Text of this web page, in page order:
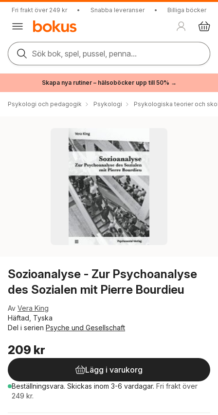
Fri frakt över 249 kr • Snabba leveranser • Billiga böcker
Sök bok, spel, pussel, penna...
Skapa nya rutiner – hälsoböcker upp till 50% →
Psykologi och pedagogik Psykologi Psykologiska teorier och
Sozioanalyse - Zur Psychoanalyse
des Sozialen mit Pierre Bourdieu
Av Vera King
Häftad, Tyska
Del i serien Psyche und Gesellschaft
209 kr
Lägg i varukorg
Beställningsvara. Skickas inom 3-6 vardagar. Fri frakt över
249 kr.